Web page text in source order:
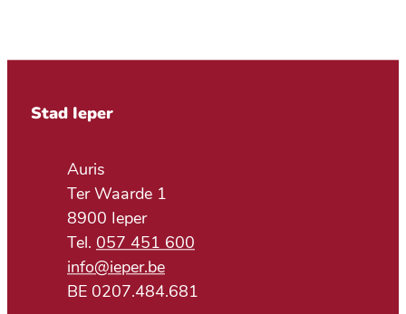
Contact & openingsuren
Stad Ieper
AdresAuris
Ter Waarde 1
,8900 Ieper
057 451 600
E-mailinfo@ieper.be
BTW nr.BE 0207.484.681